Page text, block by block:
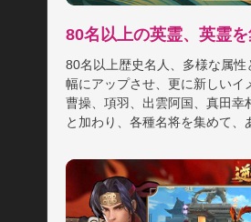
▼ギルドBOSS専属ドロップ
様々なギルドBOSSを撃破す
80名以上の英霊、英霊
80名以上歴史名人、多様な属
幅にアップさせ、更に新しいイ
曹操、項羽、出雲阿国、真田
と加わり、各種名将を集めて、